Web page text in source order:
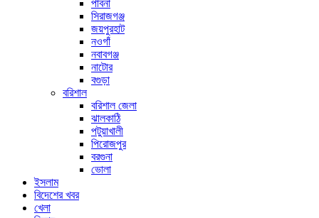
পাবনা
সিরাজগঞ্জ
জয়পুরহাট
নওগাঁ
নবাবগঞ্জ
নাটোর
বগুড়া
বরিশাল
বরিশাল জেলা
ঝালকাঠি
পটুয়াখালী
পিরোজপুর
বরগুনা
ভোলা
ইসলাম
বিদেশের খবর
খেলা